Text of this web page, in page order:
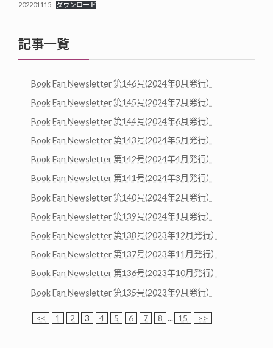
202201115 ダウンロード
記事一覧
Book Fan Newsletter 第146号(2024年8月発行）
Book Fan Newsletter 第145号(2024年7月発行）
Book Fan Newsletter 第144号(2024年6月発行）
Book Fan Newsletter 第143号(2024年5月発行）
Book Fan Newsletter 第142号(2024年4月発行）
Book Fan Newsletter 第141号(2024年3月発行）
Book Fan Newsletter 第140号(2024年2月発行）
Book Fan Newsletter 第139号(2024年1月発行）
Book Fan Newsletter 第138号(2023年12月発行）
Book Fan Newsletter 第137号(2023年11月発行）
Book Fan Newsletter 第136号(2023年10月発行）
Book Fan Newsletter 第135号(2023年9月発行）
<< 1 2 3 4 5 6 7 8 ... 15 >>